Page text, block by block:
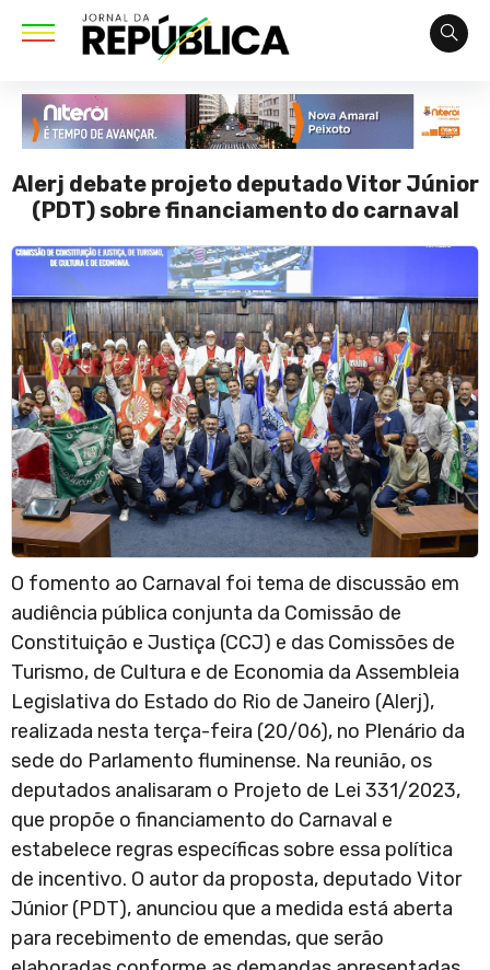
Alerj debate projeto deputado Vitor Júnior
(PDT) sobre financiamento do carnaval
O fomento ao Carnaval foi tema de discussão em
audiência pública conjunta da Comissão de
Constituição e Justiça (CCJ) e das Comissões de
Turismo, de Cultura e de Economia da Assembleia
Legislativa do Estado do Rio de Janeiro (Alerj),
realizada nesta terça-feira (20/06), no Plenário da
sede do Parlamento fluminense. Na reunião, os
deputados analisaram o Projeto de Lei 331/2023,
que propõe o financiamento do Carnaval e
estabelece regras específicas sobre essa política
de incentivo. O autor da proposta, deputado Vitor
Júnior (PDT), anunciou que a medida está aberta
para recebimento de emendas, que serão